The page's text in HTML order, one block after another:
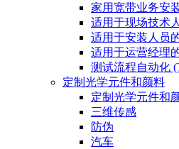
家用宽带业务安
适用于现场技术
适用于安装人员
适用于运营经理
测试流程自动化
定制光学元件和颜料
定制光学元件和
三维传感
防伪
汽车